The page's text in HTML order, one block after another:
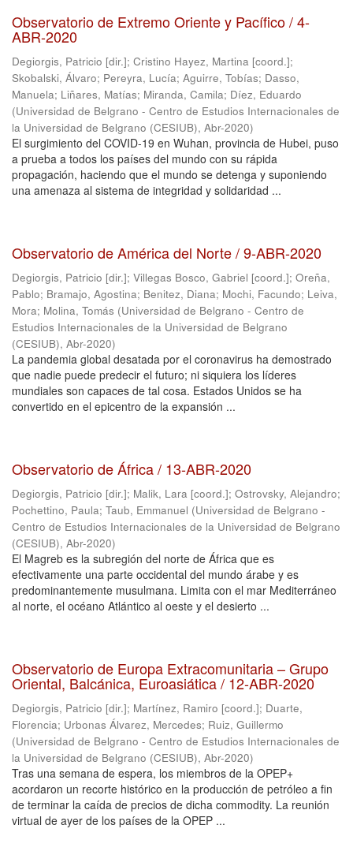
Observatorio de Extremo Oriente y Pacífico / 4-
ABR-2020
Degiorgis, Patricio [dir.]; Cristino Hayez, Martina [coord.];
Skobalski, Álvaro; Pereyra, Lucía; Aguirre, Tobías; Dasso,
Manuela; Liñares, Matías; Miranda, Camila; Díez, Eduardo
(Universidad de Belgrano - Centro de Estudios Internacionales de
la Universidad de Belgrano (CESIUB), Abr-2020)
El surgimiento del COVID-19 en Wuhan, provincia de Hubei, puso
a prueba a todos los países del mundo con su rápida
propagación, haciendo que el mundo se detenga y suponiendo
una amenaza al sistema de integridad y solidaridad ...
Observatorio de América del Norte / 9-ABR-2020
Degiorgis, Patricio [dir.]; Villegas Bosco, Gabriel [coord.]; Oreña,
Pablo; Bramajo, Agostina; Benitez, Diana; Mochi, Facundo; Leiva,
Mora; Molina, Tomás (Universidad de Belgrano - Centro de
Estudios Internacionales de la Universidad de Belgrano
(CESIUB), Abr-2020)
La pandemia global desatada por el coronavirus ha demostrado
que nadie puede predecir el futuro; ni siquiera los líderes
mundiales son capaces de tal cosa. Estados Unidos se ha
convertido en el epicentro de la expansión ...
Observatorio de África / 13-ABR-2020
Degiorgis, Patricio [dir.]; Malik, Lara [coord.]; Ostrovsky, Alejandro;
Pochettino, Paula; Taub, Emmanuel (Universidad de Belgrano -
Centro de Estudios Internacionales de la Universidad de Belgrano
(CESIUB), Abr-2020)
El Magreb es la subregión del norte de África que es
efectivamente una parte occidental del mundo árabe y es
predominantemente musulmana. Limita con el mar Mediterráneo
al norte, el océano Atlántico al oeste y el desierto ...
Observatorio de Europa Extracomunitaria – Grupo
Oriental, Balcánica, Euroasiática / 12-ABR-2020
Degiorgis, Patricio [dir.]; Martínez, Ramiro [coord.]; Duarte,
Florencia; Urbonas Álvarez, Mercedes; Ruiz, Guillermo
(Universidad de Belgrano - Centro de Estudios Internacionales de
la Universidad de Belgrano (CESIUB), Abr-2020)
Tras una semana de espera, los miembros de la OPEP+
acordaron un recorte histórico en la producción de petróleo a fin
de terminar la caída de precios de dicha commodity. La reunión
virtual de ayer de los países de la OPEP ...